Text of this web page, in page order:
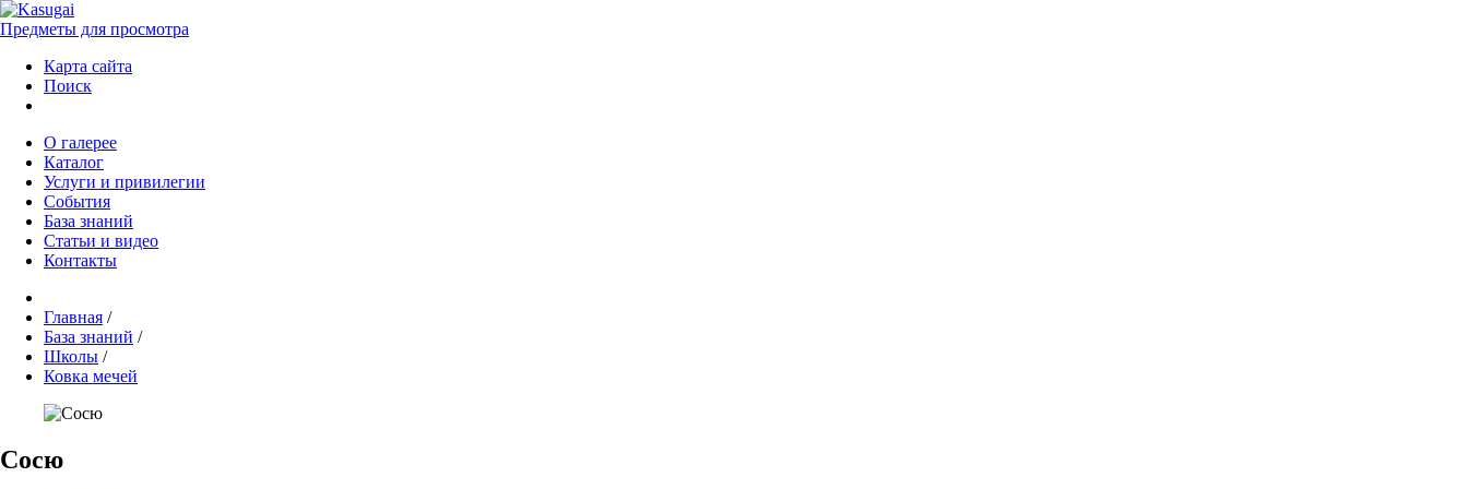
Предметы для просмотра
Карта сайта
Поиск
О галерее
Каталог
Услуги и привилегии
События
База знаний
Статьи и видео
Контакты
Главная /
База знаний /
Школы /
Ковка мечей
Сосю